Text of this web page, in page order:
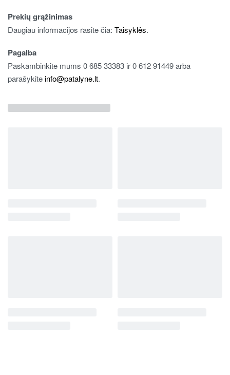
Prekių grąžinimas
Daugiau informacijos rasite čia: Taisyklės.
Pagalba
Paskambinkite mums 0 685 33383 ir 0 612 91449 arba
parašykiteinfo@patalyne.lt.